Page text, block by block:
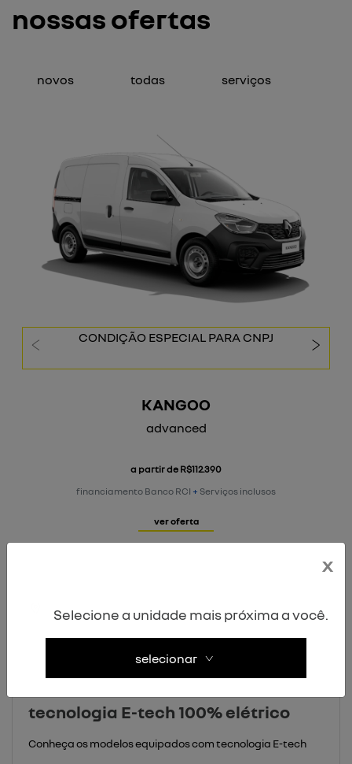
nossas ofertas
novos todas serviços
KANGOO
advanced
CONDIÇÃO ESPECIAL PARA CNPJ
a partir de R$112.390
financiamento Banco RCI + Serviços inclusos
ver oferta
templates.template-
tecnologia E-tech 100% elétrico
Conheça os modelos equipados com tecnologia E-tech
x
Selecione a unidade mais próxima a você.
selecionar